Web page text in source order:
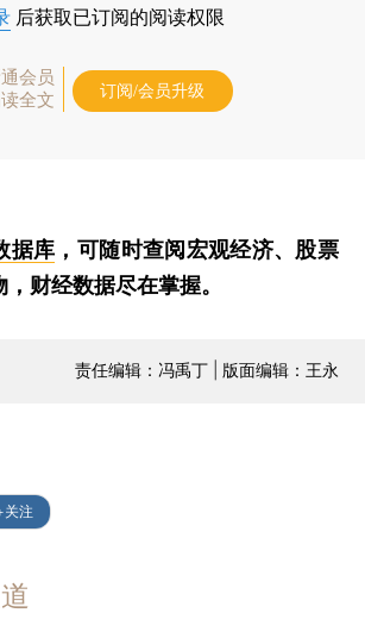
后获取已订阅的阅读权限
会员
全文
订阅/会员升级
据库 ，可随时查阅宏观经济、股票
财经数据尽在掌握。
责任编辑：冯禹丁 | 版面编辑：王永
关注